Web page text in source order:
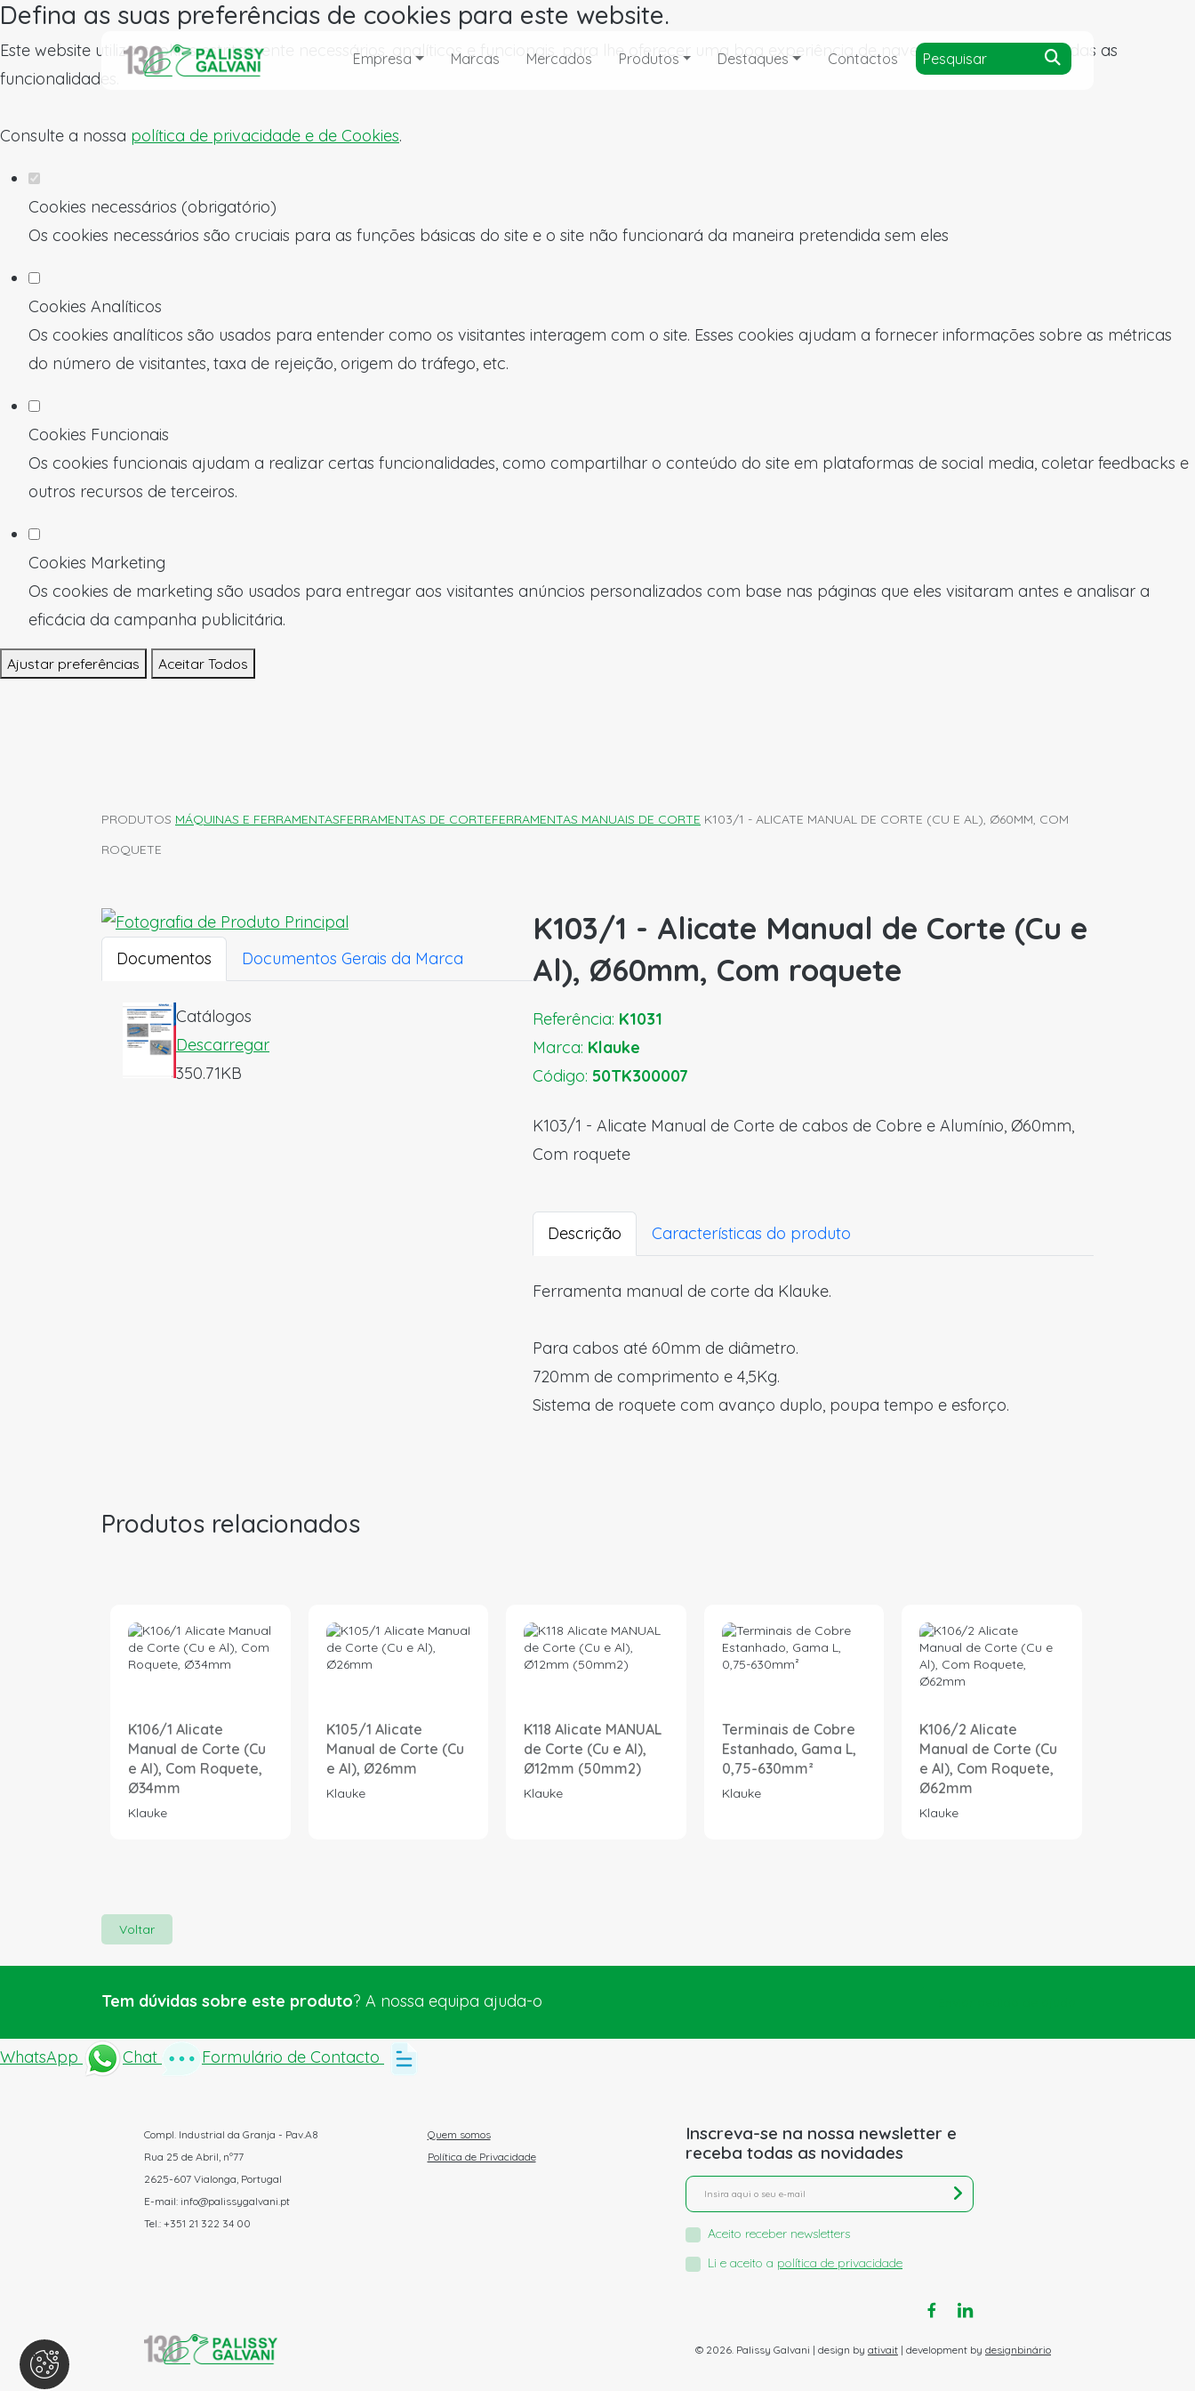
Defina as suas preferências de cookies para este website.
Este website utiliza cookies estritamente necessários, analíticos e funcionais, para lhe oferecer uma boa experiência de navegação e acesso a todas as
funcionalidades.
Consulte a nossa política de privacidade e de Cookies.
Cookies necessários (obrigatório)
Os cookies necessários são cruciais para as funções básicas do site e o site não funcionará da maneira pretendida sem eles
Cookies Analíticos
Os cookies analíticos são usados para entender como os visitantes interagem com o site. Esses cookies ajudam a fornecer informações sobre as métricas
do número de visitantes, taxa de rejeição, origem do tráfego, etc.
Cookies Funcionais
Os cookies funcionais ajudam a realizar certas funcionalidades, como compartilhar o conteúdo do site em plataformas de social media, coletar feedbacks e
outros recursos de terceiros.
Cookies Marketing
Os cookies de marketing são usados para entregar aos visitantes anúncios personalizados com base nas páginas que eles visitaram antes e analisar a
eficácia da campanha publicitária.
Ajustar preferências Aceitar Todos
Empresa Marcas Mercados Produtos Destaques Contactos
PRODUTOS MÁQUINAS E FERRAMENTASFERRAMENTAS DE CORTEFERRAMENTAS MANUAIS DE CORTE K103/1 - ALICATE MANUAL DE CORTE (CU E AL), Ø60MM, COM
ROQUETE
Documentos Documentos Gerais da Marca
Catálogos
Descarregar
350.71KB
K103/1 - Alicate Manual de Corte (Cu e
Al), Ø60mm, Com roquete
Referência: K1031
Marca: Klauke
Código: 50TK300007
K103/1 - Alicate Manual de Corte de cabos de Cobre e Alumínio, Ø60mm,
Com roquete
Descrição Características do produto
Ferramenta manual de corte da Klauke.
Para cabos até 60mm de diâmetro.
720mm de comprimento e 4,5Kg.
Sistema de roquete com avanço duplo, poupa tempo e esforço.
Produtos relacionados
K106/1 Alicate
Manual de Corte (Cu
e Al), Com Roquete,
Ø34mm
Klauke
K105/1 Alicate
Manual de Corte (Cu
e Al), Ø26mm
Klauke
K118 Alicate MANUAL
de Corte (Cu e Al),
Ø12mm (50mm2)
Klauke
Terminais de Cobre
Estanhado, Gama L,
0,75-630mm²
Klauke
K106/2 Alicate
Manual de Corte (Cu
e Al), Com Roquete,
Ø62mm
Klauke
Voltar
Tem dúvidas sobre este produto? A nossa equipa ajuda-o
WhatsApp Chat Formulário de Contacto
Compl. Industrial da Granja - Pav.A8
Rua 25 de Abril, nº77
2625-607 Vialonga, Portugal
E-mail: info@palissygalvani.pt
Tel.: +351 21 322 34 00
Quem somos
Política de Privacidade
Inscreva-se na nossa newsletter e
receba todas as novidades
Aceito receber newsletters
Li e aceito a política de privacidade
© 2026. Palissy Galvani | design by ativait | development by designbinário